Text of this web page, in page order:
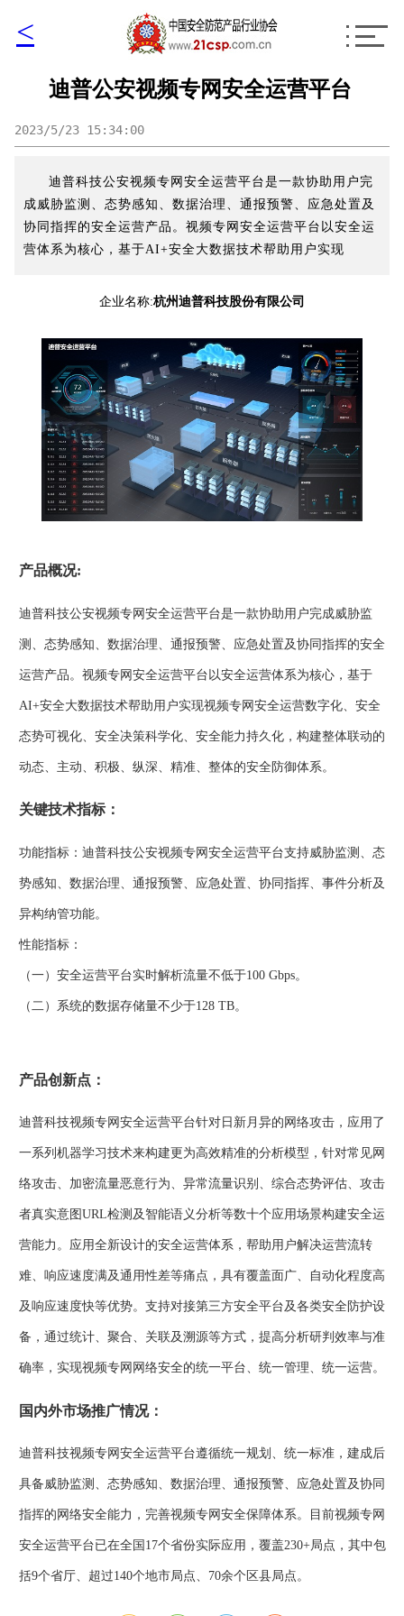
<
迪普公安视频专网安全运营平台
2023/5/23 15:34:00
迪普科技公安视频专网安全运营平台是一款协助用户完
成威胁监测、态势感知、数据治理、通报预警、应急处置及
协同指挥的安全运营产品。视频专网安全运营平台以安全运
营体系为核心，基于AI+安全大数据技术帮助用户实现
企业名称:杭州迪普科技股份有限公司
产品概况:
迪普科技公安视频专网安全运营平台是一款协助用户完成威胁监
测、态势感知、数据治理、通报预警、应急处置及协同指挥的安全
运营产品。视频专网安全运营平台以安全运营体系为核心，基于
AI+安全大数据技术帮助用户实现视频专网安全运营数字化、安全
态势可视化、安全决策科学化、安全能力持久化，构建整体联动的
动态、主动、积极、纵深、精准、整体的安全防御体系。
关键技术指标：
功能指标：迪普科技公安视频专网安全运营平台支持威胁监测、态
势感知、数据治理、通报预警、应急处置、协同指挥、事件分析及
异构纳管功能。
性能指标：
（一）安全运营平台实时解析流量不低于100 Gbps。
（二）系统的数据存储量不少于128 TB。
产品创新点：
迪普科技视频专网安全运营平台针对日新月异的网络攻击，应用了
一系列机器学习技术来构建更为高效精准的分析模型，针对常见网
络攻击、加密流量恶意行为、异常流量识别、综合态势评估、攻击
者真实意图URL检测及智能语义分析等数十个应用场景构建安全运
营能力。应用全新设计的安全运营体系，帮助用户解决运营流转
难、响应速度满及通用性差等痛点，具有覆盖面广、自动化程度高
及响应速度快等优势。支持对接第三方安全平台及各类安全防护设
备，通过统计、聚合、关联及溯源等方式，提高分析研判效率与准
确率，实现视频专网网络安全的统一平台、统一管理、统一运营。
国内外市场推广情况：
迪普科技视频专网安全运营平台遵循统一规划、统一标准，建成后
具备威胁监测、态势感知、数据治理、通报预警、应急处置及协同
指挥的网络安全能力，完善视频专网安全保障体系。目前视频专网
安全运营平台已在全国17个省份实际应用，覆盖230+局点，其中包
括9个省厅、超过140个地市局点、70余个区县局点。